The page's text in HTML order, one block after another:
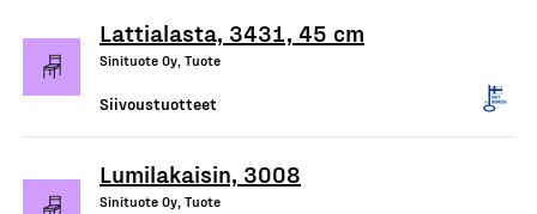
Lattialasta, 3431, 45 cm
Sinituote Oy, Tuote
Siivoustuotteet
Lumilakaisin, 3008
Sinituote Oy, Tuote